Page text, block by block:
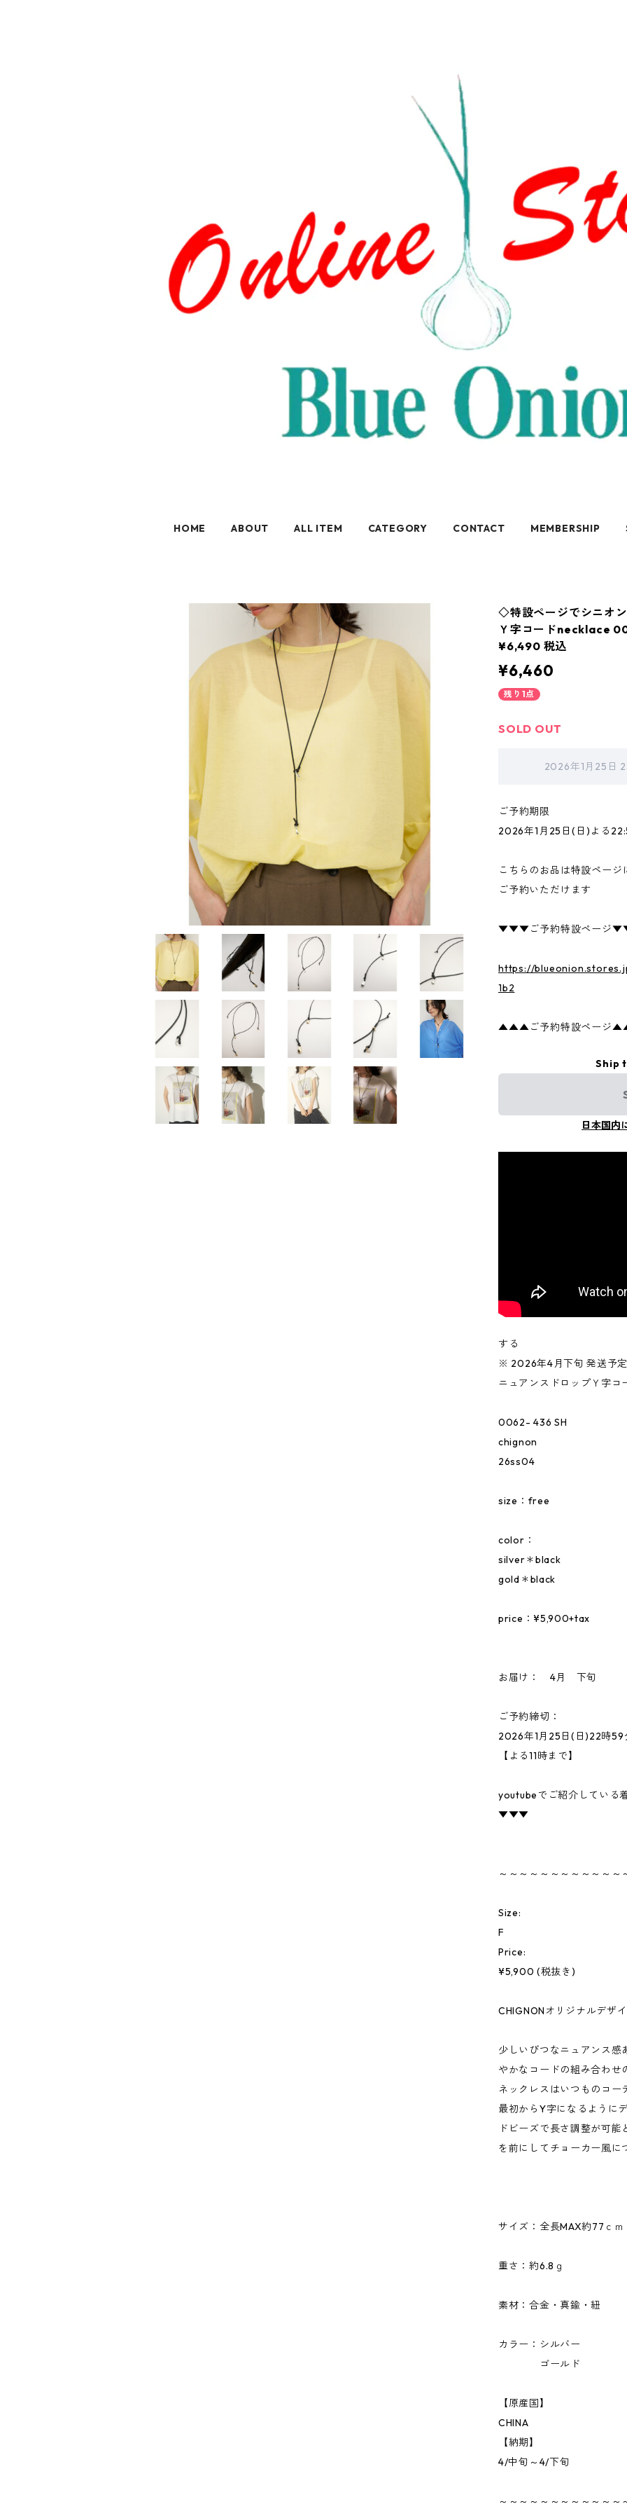
HOME ABOUT ALL ITEM CATEGORY CONTACT MEMBERSHIP
◇特設ページでシニオ
Ｙ字コードnecklace
¥6,490 税込
¥6,460
残り1点
SOLD OUT
2026年1月25日
ご予約期限
2026年1月25日(日)よる
こちらのお品は特設ページ
ご予約いただけます
▼▼▼ご予約特設ページ
https://
1b2
▲▲▲ご予約特設ページ
Ship
日本国内
する
※ 2026年4月下旬 発送予定
ニュアンスドロップＹ字コ
0062- 436 SH
chignon
26ss04
size：free
color：
silver＊black
gold＊black
price：¥5,900+tax
お届け： 4月 下旬
ご予約締切：
2026年1月25日(日)22時59
【よる11時まで】
youtubeでご紹介している
▼▼▼
～～～～～～～～～～～～
Size:
F
Price:
¥5,900 (税抜き)
CHIGNONオ
少しいびつなニュアンス感
やかなコードの組み合わせ
ネックレスはいつものコー
最初からY字になるように
ドビーズで長さ調整が可
を前にしてチョーカー風に
サイズ：全長MAX約77ｃｍ
重さ：約6.8ｇ
素材：合金・真鍮・紐
カラー：シルバー
ゴールド
【原産国】
CHINA
【納期】
4/中旬～4/下旬
～～～～～～～～～～～～